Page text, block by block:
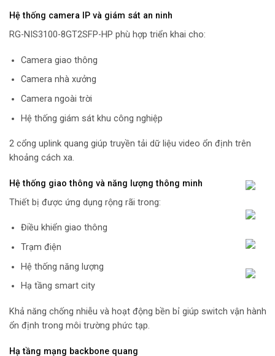
Hệ thống camera IP và giám sát an ninh
RG-NIS3100-8GT2SFP-HP phù hợp triển khai cho:
Camera giao thông
Camera nhà xưởng
Camera ngoài trời
Hệ thống giám sát khu công nghiệp
2 cổng uplink quang giúp truyền tải dữ liệu video ổn định trên
khoảng cách xa.
Hệ thống giao thông và năng lượng thông minh
Thiết bị được ứng dụng rộng rãi trong:
Điều khiển giao thông
Trạm điện
Hệ thống năng lượng
Hạ tầng smart city
Khả năng chống nhiễu và hoạt động bền bỉ giúp switch vận hành
ổn định trong môi trường phức tạp.
Hạ tầng mạng backbone quang